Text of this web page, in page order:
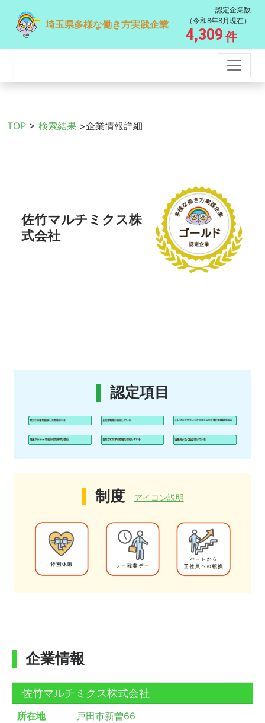
埼玉県多様な働き方実践企業
認定企業数
（令和8年8月現在）
4,309 件
TOP > 検索結果 >企業情報詳細
佐竹マルチミクス株
式会社
認定項目
制度 アイコン説明
企業情報
佐竹マルチミクス株式会社
所在地
戸田市新曽66